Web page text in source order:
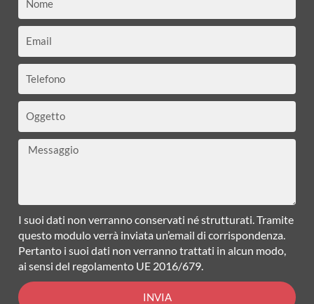
Messaggio
I suoi dati non verranno conservati né strutturati. Tramite
questo modulo verrà inviata un’email di corrispondenza.
Pertanto i suoi dati non verranno trattati in alcun modo,
ai sensi del regolamento UE 2016/679.
INVIA